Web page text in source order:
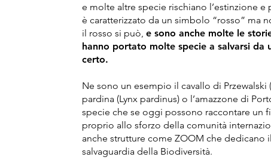
e molte altre specie rischiano l’estinzione
è caratterizzato da un simbolo “rosso” ma
il rosso si può, e sono anche molte le
hanno portato molte specie a salvarsi da
certo.
Ne sono un esempio il cavallo di Przewalski
pardina (Lynx pardinus) o l’amazzone di
specie che se oggi possono raccontare un
proprio allo sforzo della comunità
anche strutture come ZOOM che dedicano
salvaguardia della Biodiversità.